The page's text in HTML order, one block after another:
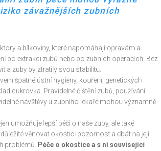
závažnějších zubních
a bílkoviny, které napomáhají opravám a
po extrakci zubů nebo po zubních operacích. Bez
a zuby by ztratily svou stabilitu.
špatné ústní hygieny, kouření, genetických
cukrovka. Pravidelné čištění zubů, používání
návštěvy u zubního lékaře mohou významně
umožňuje lepší péči o naše zuby, ale také
věnovat okostici pozornost a dbát na její
problémů.
Péče o okostice a s ní související